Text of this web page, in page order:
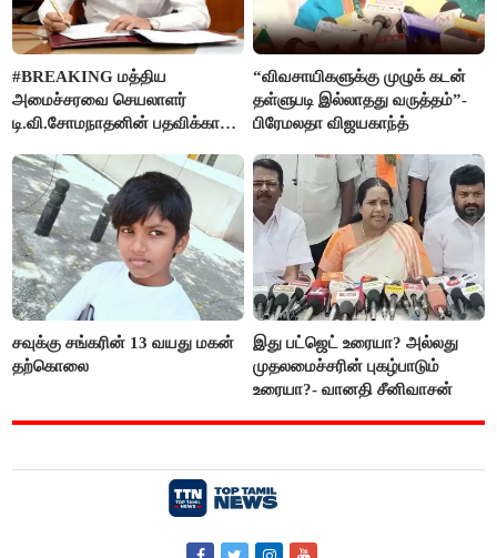
#BREAKING மத்திய
அமைச்சரவை செயலாளர்
டி.வி.சோமநாதனின் பதவிக்காலம்
“விவசாயிகளுக்கு முழுக் கடன்
தள்ளுபடி இல்லாதது வருத்தம்”-
பிரேமலதா விஜயகாந்த்
சவுக்கு சங்கரின் 13 வயது மகன்
தற்கொலை
இது பட்ஜெட் உரையா? அல்லது
முதலமைச்சரின் புகழ்பாடும்
உரையா?- வானதி சீனிவாசன்